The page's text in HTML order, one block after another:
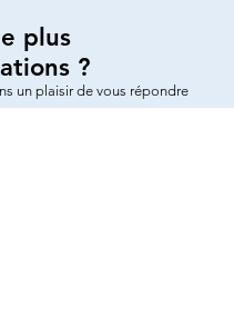
plus
?
un plaisir de vous répondre